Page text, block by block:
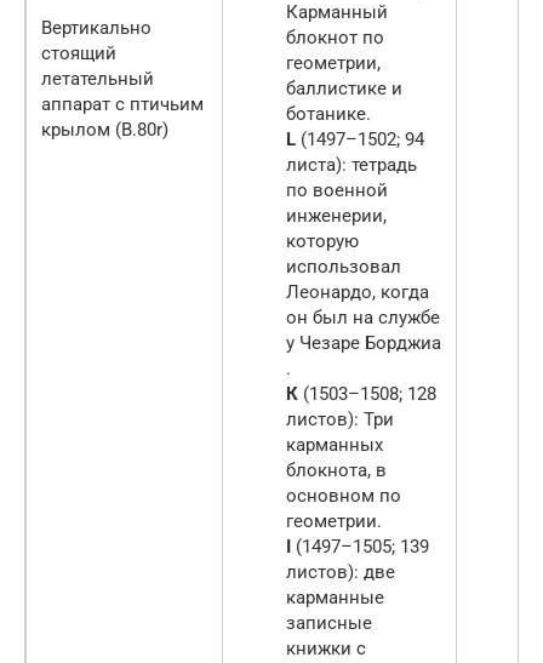
Вертикально
стоящий
летательный
аппарат с птичьим
крылом (B.80r)
Карманный
блокнот по
геометрии,
баллистике и
ботанике.
L (1497–1502; 94
листа): тетрадь
по военной
инженерии,
которую
использовал
Леонардо, когда
он был на службе
у Чезаре Борджиа
.
К (1503–1508; 128
листов): Три
карманных
блокнота, в
основном по
геометрии.
I (1497–1505; 139
листов): две
карманные
записные
книжки с